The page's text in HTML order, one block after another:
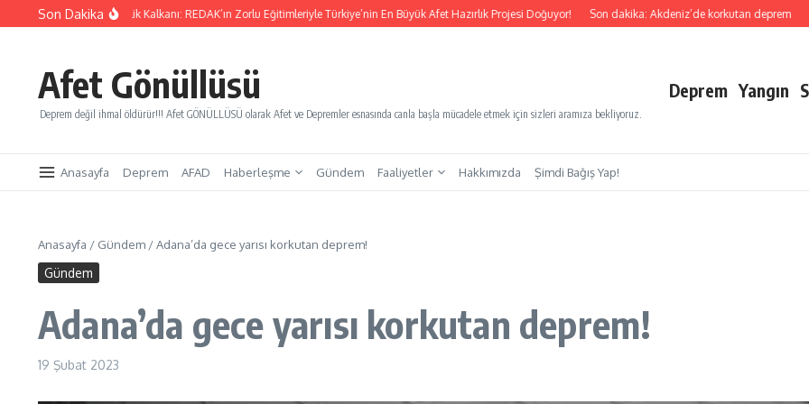
İçeriğe atlaSon Dakika
Kurtaracak Gençlik Kalkanı: REDAK’ın Zorlu Eğitimleriyle Türkiye’nin En Büyük Afet Hazırlık Projesi Doğuyor! Son dakika: Akdeniz’de korkutan deprem Son
Afet Gönüllüsü
Deprem değil ihmal öldürür!!! Afet GÖNÜLLÜSÜ olarak Afet ve Depremler esnasında canla başla mücadele etmek için sizleri aramıza bekliyoruz.
Deprem Yangın
Anasayfa Deprem AFAD Haberleşme Gündem Faaliyetler Hakkımızda Şimdi Bağış Yap!
Anasayfa / Gündem /Adana’da gece yarısı korkutan deprem!
Gündem
Adana’da gece yarısı korkutan deprem!
19 Şubat 2023